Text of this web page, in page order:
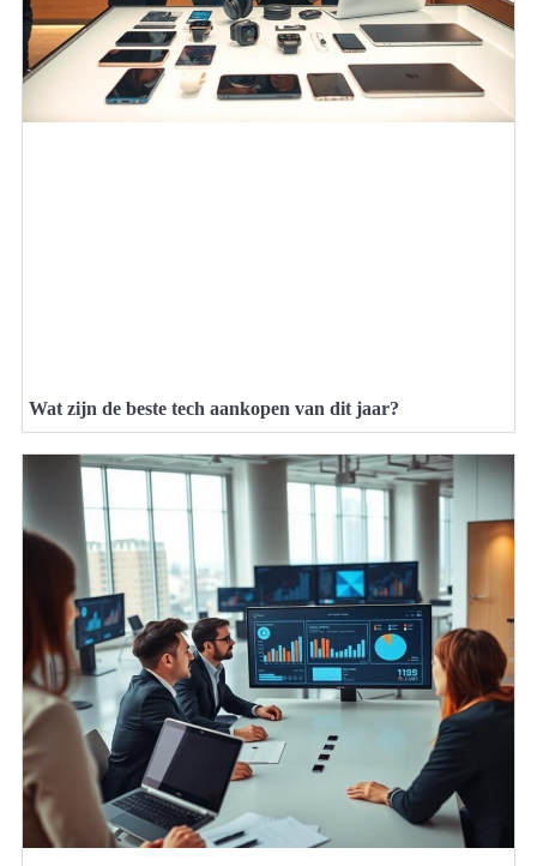
Wat zijn de beste tech aankopen van dit jaar?